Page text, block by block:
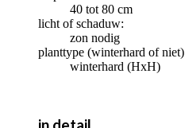
40 tot 80 cm
licht of schaduw:
zon nodig
planttype (winterhard of niet)
winterhard (HxH)